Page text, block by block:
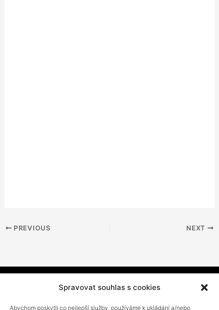
Spravovat souhlas s cookies
Abychom poskytli co nejlepší služby, používáme k ukládání a/nebo
PREVIOUS NEXT